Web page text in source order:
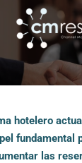
hotelero
fundamental
las